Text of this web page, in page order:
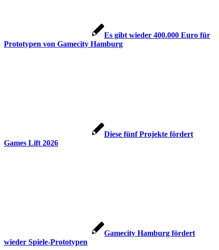
Es gibt wieder 400.000 Euro für
Prototypen von Gamecity Hamburg
Diese fünf Projekte fördert
Games Lift 2026
Gamecity Hamburg fördert
wieder Spiele-Prototypen